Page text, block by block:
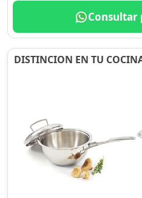
DISTINCION EN TU